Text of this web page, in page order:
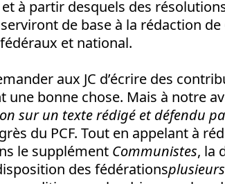
à partir desquels des
de base à la rédaction
et national.
aux JC d’écrire des
une bonne chose. Mais à notre
sur un texte rédigé et défendu
du PCF. Tout en appelant à
le supplément Communistes, la
des fédérations